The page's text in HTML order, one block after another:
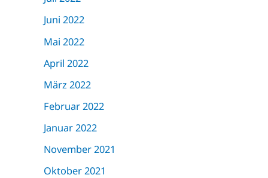
Juni 2022
Mai 2022
April 2022
März 2022
Februar 2022
Januar 2022
November 2021
Oktober 2021